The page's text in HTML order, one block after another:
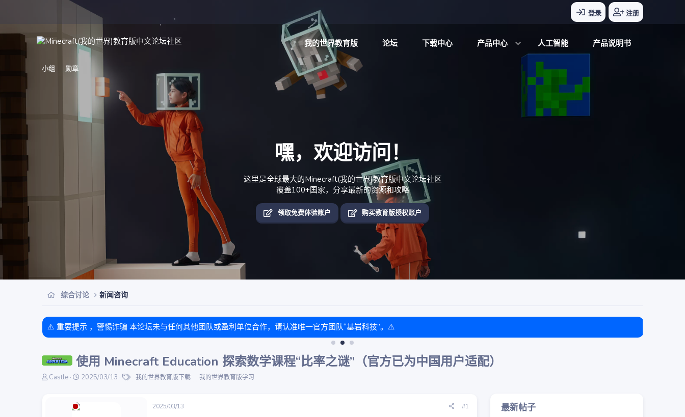
登录 注册
我的世界教育版 论坛 下载中心 产品中心 人工智能 产品说明书
小组 勋章
嘿，欢迎访问！
这里是全球最大的Minecraft(我的世界)教育版中文论坛社区
覆盖100+国家，分享最新的资源和攻略
领取免费体验账户 购买教育版授权账户
综合讨论 新闻咨询
⚠️ 重要提示 ，警惕诈骗 本论坛未与任何其他团队或盈利单位合作，请认准唯一官方团队“基岩科技”。⚠️
使用 Minecraft Education 探索数学课程“比率之谜”（官方已为中国用户适配）
主
Castle
开
2025/03/13
标
我的世界教育版下载 我的世界教育版学习
2025/03/13 #1 最新帖子